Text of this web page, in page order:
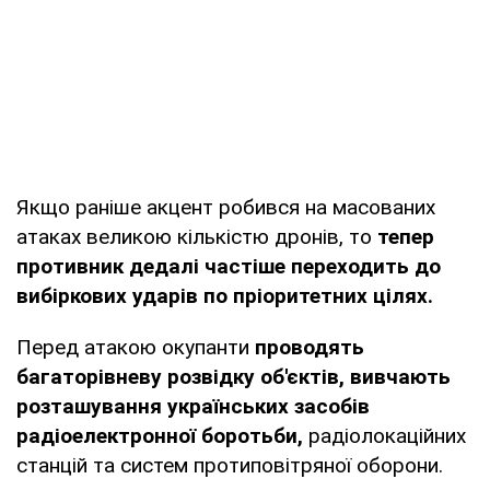
Якщо раніше акцент робився на масованих
атаках великою кількістю дронів, то тепер
противник дедалі частіше переходить до
вибіркових ударів по пріоритетних цілях.
Перед атакою окупанти проводять
багаторівневу розвідку об'єктів, вивчають
розташування українських засобів
радіоелектронної боротьби, радіолокаційних
станцій та систем протиповітряної оборони.